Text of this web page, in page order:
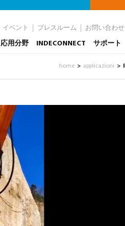
イベント プレスルーム お問い合わせ
応用分野 INDECONNECT サポート
home > applicazioni >